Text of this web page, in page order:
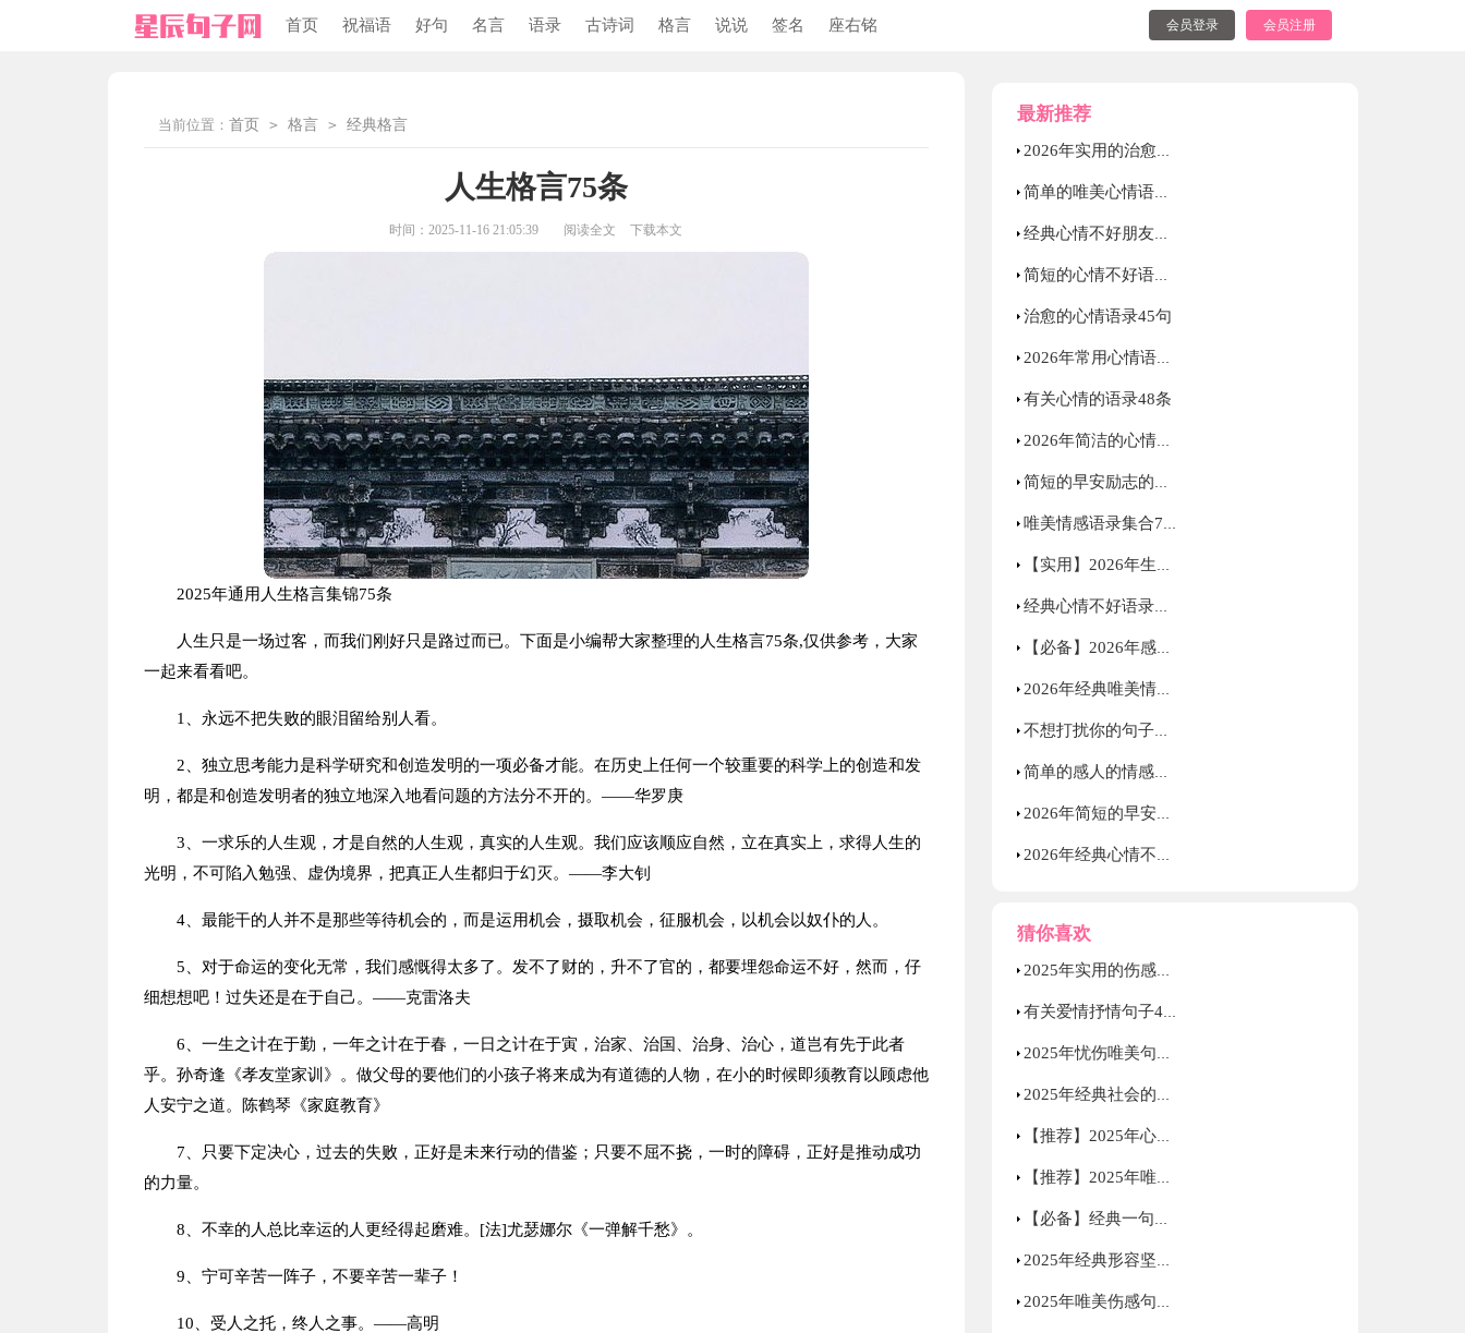
首页 祝福语 好句 名言 语录 古诗词 格言 说说 签名 座右铭 会员登录 会员注册
当前位置： 首页 > 格言 > 经典格言
人生格言75条
时间：2025-11-16 21:05:39 阅读全文 下载本文
2025年通用人生格言集锦75条
人生只是一场过客，而我们刚好只是路过而已。下面是小编帮大家整理的人生格言75条,仅供参考，大家
一起来看看吧。
1、永远不把失败的眼泪留给别人看。
2、独立思考能力是科学研究和创造发明的一项必备才能。在历史上任何一个较重要的科学上的创造和发
明，都是和创造发明者的独立地深入地看问题的方法分不开的。——华罗庚
3、一求乐的人生观，才是自然的人生观，真实的人生观。我们应该顺应自然，立在真实上，求得人生的
光明，不可陷入勉强、虚伪境界，把真正人生都归于幻灭。——李大钊
4、最能干的人并不是那些等待机会的，而是运用机会，摄取机会，征服机会，以机会以奴仆的人。
5、对于命运的变化无常，我们感慨得太多了。发不了财的，升不了官的，都要埋怨命运不好，然而，仔
细想想吧！过失还是在于自己。——克雷洛夫
6、一生之计在于勤，一年之计在于春，一日之计在于寅，治家、治国、治身、治心，道岂有先于此者
乎。孙奇逢《孝友堂家训》。做父母的要他们的小孩子将来成为有道德的人物，在小的时候即须教育以顾虑他
人安宁之道。陈鹤琴《家庭教育》
7、只要下定决心，过去的失败，正好是未来行动的借鉴；只要不屈不挠，一时的障碍，正好是推动成功
的力量。
8、不幸的人总比幸运的人更经得起磨难。[法]尤瑟娜尔《一弹解千愁》。
9、宁可辛苦一阵子，不要辛苦一辈子！
10、受人之托，终人之事。——高明
最新推荐
2026年实用的治愈的心情语录锦集56条
简单的唯美心情语录锦集38句
经典心情不好朋友圈语录句子（精选40句）
简短的心情不好语录大集合63句
治愈的心情语录45句
2026年常用心情语录38条
有关心情的语录48条
2026年简洁的心情不好语录39句
简短的早安励志的语录集合89句
唯美情感语录集合77条
【实用】2026年生活励志语录集锦33条
经典心情不好语录大集合64句
【必备】2026年感人的情感语录集合56条
2026年经典唯美情感语录大合集64条
不想打扰你的句子文案摘抄
简单的感人的情感语录30句
2026年简短的早安励志的语录汇总78句
2026年经典心情不好语录28条
猜你喜欢
2025年实用的伤感唯美句子锦集66条
有关爱情抒情句子46条
2025年忧伤唯美句子集合40句
2025年经典社会的语录集合90句
【推荐】2025年心情语录微博集合46条
【推荐】2025年唯美古风句子摘录85条
【必备】经典一句话的语录合集55句
2025年经典形容坚强的句子汇总71条
2025年唯美伤感句子65句